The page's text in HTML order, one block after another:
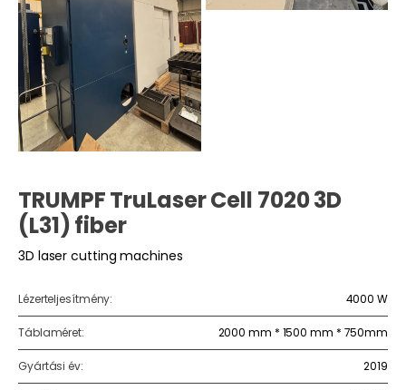
TRUMPF TruLaser Cell 7020 3D
(L31) fiber
3D laser cutting machines
Lézerteljesítmény: 4000 W
Táblaméret: 2000 mm * 1500 mm * 750mm
Gyártási év: 2019